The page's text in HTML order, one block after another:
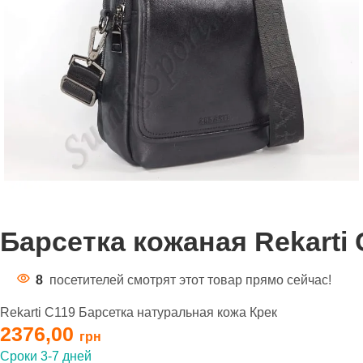
Барсетка кожаная Rekarti
8 посетителей смотрят этот товар прямо сейчас!
Rekarti С119 Барсетка натуральная кожа Крек
2376,00
Сроки 3-7 дней